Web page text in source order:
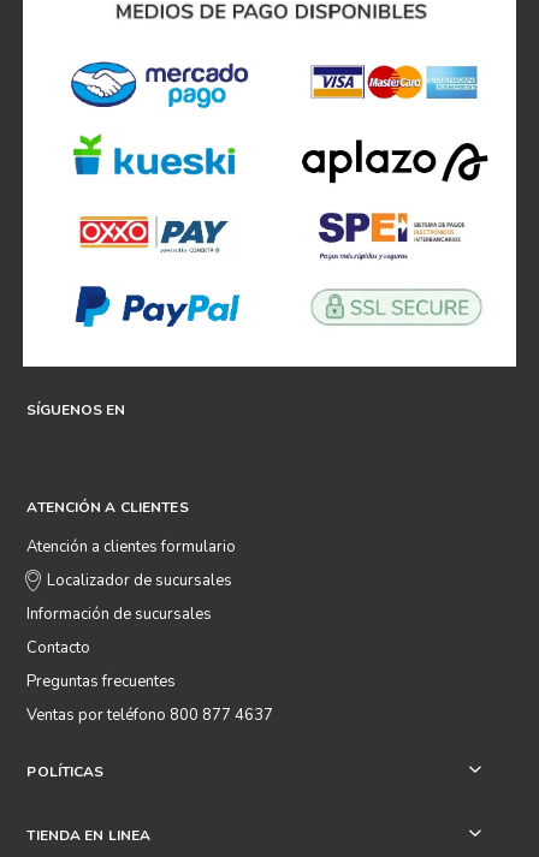
SÍGUENOS EN
ATENCIÓN A CLIENTES
Atención a clientes formulario
Localizador de sucursales
Información de sucursales
Contacto
Preguntas frecuentes
Ventas por teléfono 800 877 4637
POLÍTICAS +
TIENDA EN LINEA +